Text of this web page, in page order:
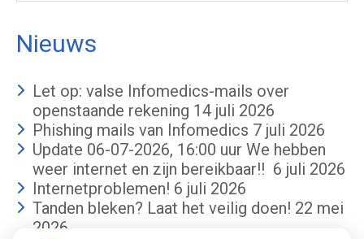
Nieuws
Let op: valse Infomedics-mails over
openstaande rekening 14 juli 2026
Phishing mails van Infomedics 7 juli 2026
Update 06-07-2026, 16:00 uur We hebben
weer internet en zijn bereikbaar!! 6 juli 2026
Internetproblemen! 6 juli 2026
Tanden bleken? Laat het veilig doen! 22 mei
2026